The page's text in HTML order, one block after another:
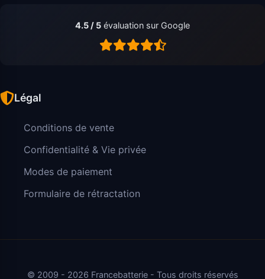
4.5 / 5 évaluation sur Google
Légal
Conditions de vente
Confidentialité & Vie privée
Modes de paiement
Formulaire de rétractation
© 2009 - 2026 Francebatterie - Tous droits réservés